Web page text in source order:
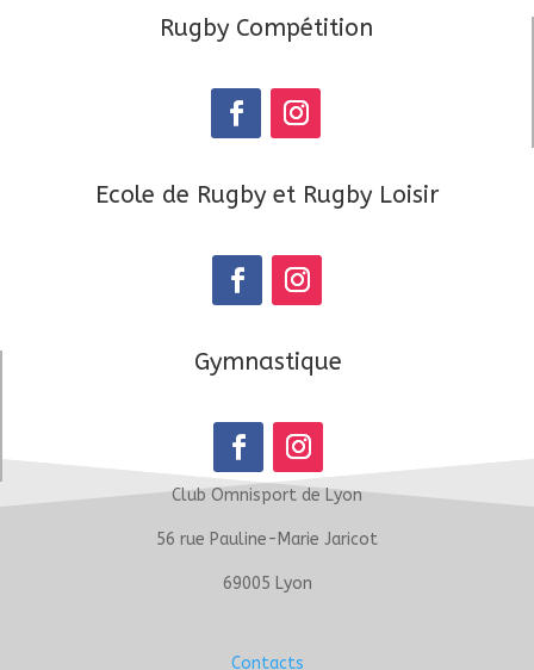
Rugby Compétition
Ecole de Rugby et Rugby Loisir
Gymnastique
Club Omnisport de Lyon
56 rue Pauline-Marie Jaricot
69005 Lyon
Contacts